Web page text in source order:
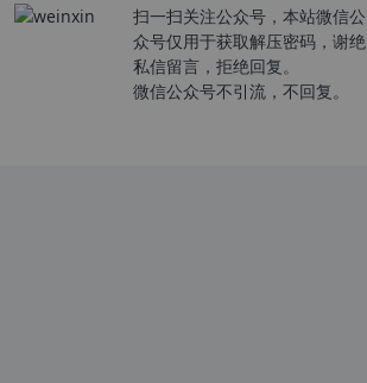
扫一扫关注公众号，本站微信公
众号仅用于获取解压密码，谢绝
私信留言，拒绝回复。
微信公众号不引流，不回复。